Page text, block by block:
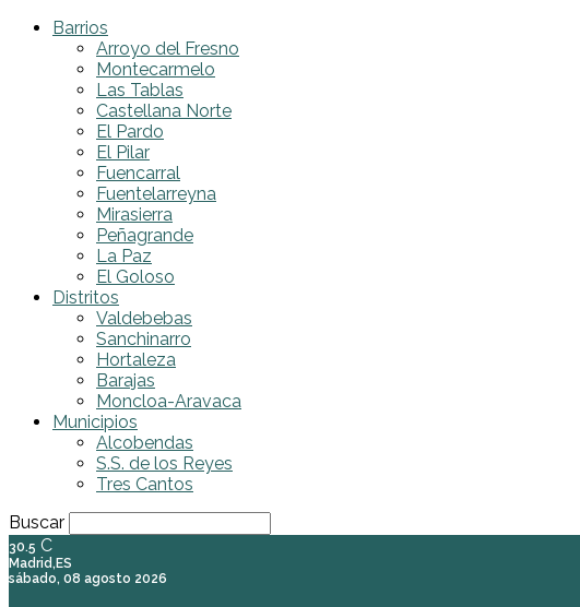
Barrios
Arroyo del Fresno
Montecarmelo
Las Tablas
Castellana Norte
El Pardo
El Pilar
Fuencarral
Fuentelarreyna
Mirasierra
Peñagrande
La Paz
El Goloso
Distritos
Valdebebas
Sanchinarro
Hortaleza
Barajas
Moncloa-Aravaca
Municipios
Alcobendas
S.S. de los Reyes
Tres Cantos
Buscar
30.5 C
Madrid,ES
sábado, 08 agosto 2026